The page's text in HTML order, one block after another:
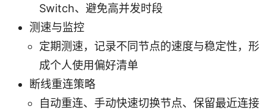
Switch、避免高并发时段
测速与监控
定期测速，记录不同节点的速度与稳定性，形
成个人使用偏好清单
断线重连策略
自动重连、手动快速切换节点、保留最近连接